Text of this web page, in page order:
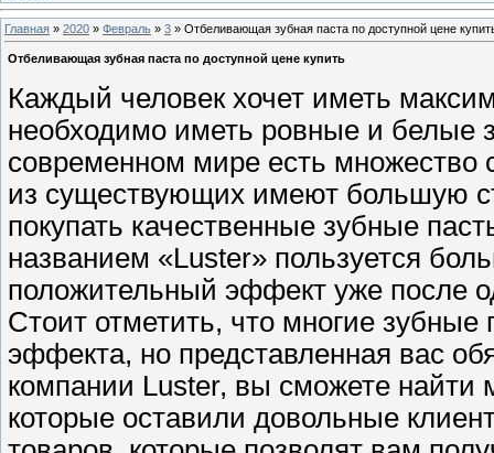
Главная » 2020 » Февраль » 3 » Отбеливающая зубная паста по доступной цене
Отбеливающая зубная паста по доступной цене купить
Каждый человек хочет иметь
необходимо иметь ровные и белые
современном мире есть множество
из существующих имеют большую
покупать качественные зубные
названием «Luster» пользуется
положительный эффект уже после
Стоит отметить, что многие
эффекта, но представленная вас
компании Luster, вы сможете найти
которые оставили довольные